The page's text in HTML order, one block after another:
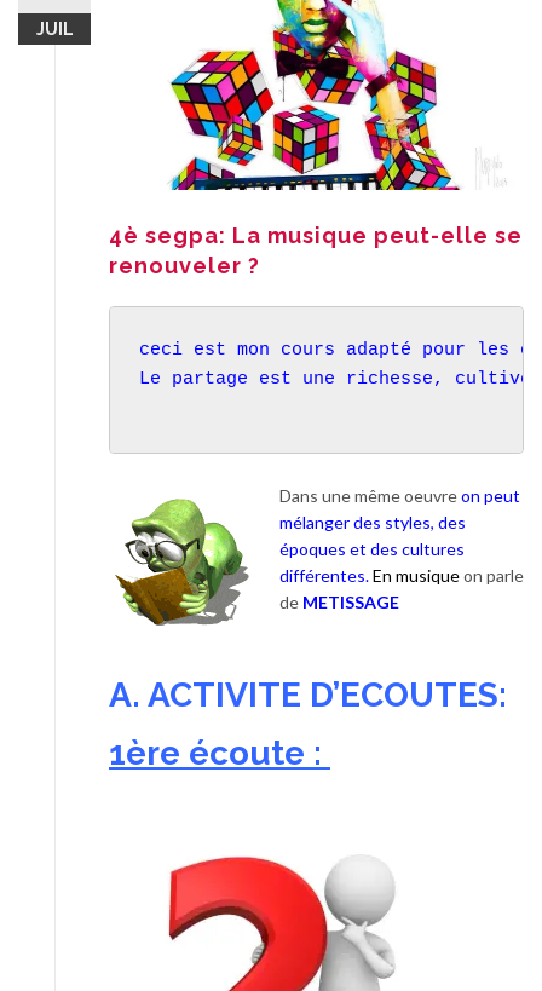
JUIL
4è segpa: La musique peut-elle se
renouveler ?
ceci est mon cours adapté pour les
Le partage est une richesse,
Dans une même oeuvreon peut
mélanger des styles, des
époques et des cultures
différentes.En musiqueon parle
de METISSAGE
A. ACTIVITE D’ECOUTES:
1ère écoute :